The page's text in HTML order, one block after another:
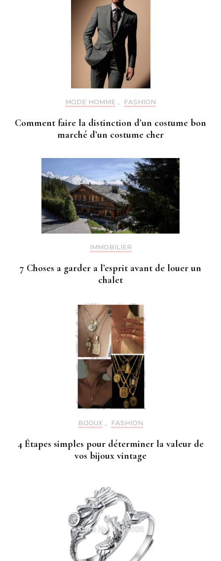
MODE HOMME , FASHION
Comment faire la distinction d’un costume bon
marché d’un costume cher
IMMOBILIER
7 Choses a garder a l’esprit avant de louer un
chalet
BIJOUX , FASHION
4 Étapes simples pour déterminer la valeur de
vos bijoux vintage